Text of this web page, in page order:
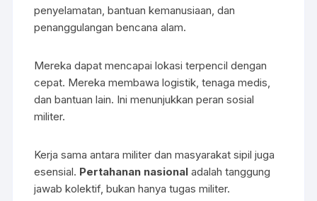
penyelamatan, bantuan kemanusiaan, dan
penanggulangan bencana alam.
Mereka dapat mencapai lokasi terpencil dengan
cepat. Mereka membawa logistik, tenaga medis,
dan bantuan lain. Ini menunjukkan peran sosial
militer.
Kerja sama antara militer dan masyarakat sipil juga
esensial. Pertahanan nasional adalah tanggung
jawab kolektif, bukan hanya tugas militer.